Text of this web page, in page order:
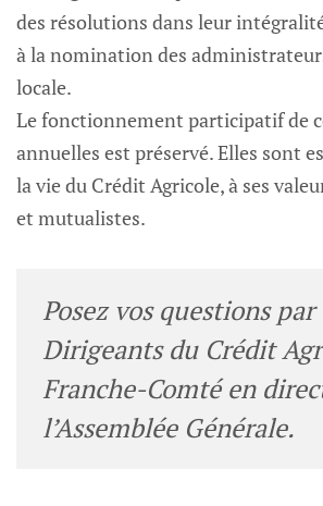
des résolutions dans leur
à la nomination des
locale.
Le fonctionnement participatif de
annuelles est préservé. Elles sont
la vie du Crédit Agricole, à ses
et mutualistes.
Posez vos questions
Dirigeants du Crédit
Franche-Comté en
l’Assemblée Générale.